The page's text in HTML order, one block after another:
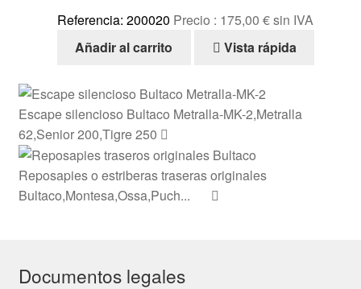
Referencia: 200020 Precio : 175,00 €sin IVA
Añadir al carrito
Vista rápida
Escape silencioso Bultaco Metralla-MK-2,Metralla
62,Senior 200,Tigre 250
Reposapies o estriberas traseras originales
Bultaco,Montesa,Ossa,Puch...
Documentos legales